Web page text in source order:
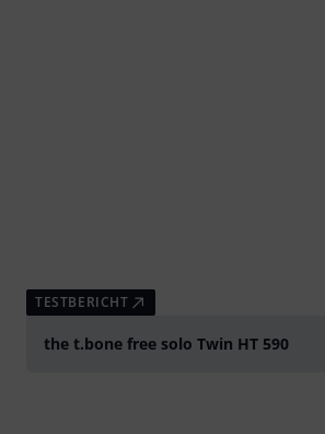
TESTBERICHT
the t.bone free solo Twin HT 590